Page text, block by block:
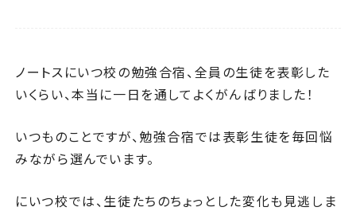
ノートスにいつ校の勉強合宿、全員の生徒を表彰した
いくらい、本当に一日を通してよくがんばりました！
いつものことですが、勉強合宿では表彰生徒を毎回悩
みながら選んでいます。
にいつ校では、生徒たちのちょっとした変化も見逃しま